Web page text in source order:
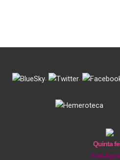
. .
Quinta
6 de